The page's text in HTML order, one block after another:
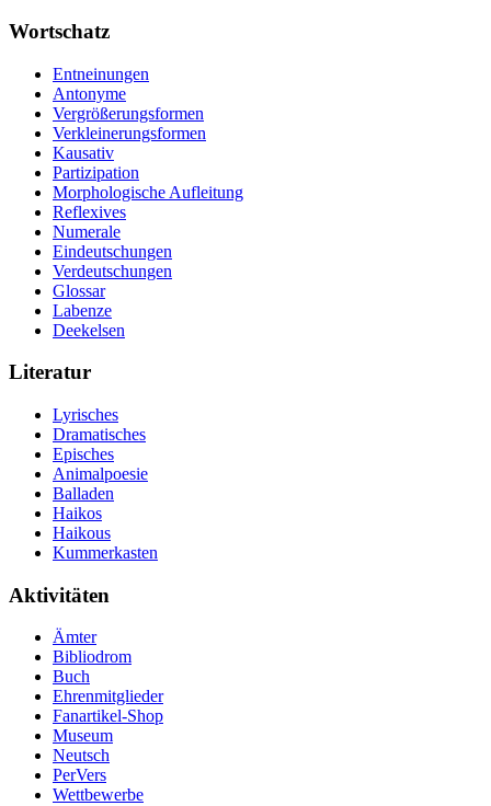
Wortschatz
Entneinungen
Antonyme
Vergrößerungsformen
Verkleinerungsformen
Kausativ
Partizipation
Morphologische Aufleitung
Reflexives
Numerale
Eindeutschungen
Verdeutschungen
Glossar
Labenze
Deekelsen
Literatur
Lyrisches
Dramatisches
Episches
Animalpoesie
Balladen
Haikos
Haikous
Kummerkasten
Aktivitäten
Ämter
Bibliodrom
Buch
Ehrenmitglieder
Fanartikel-Shop
Museum
Neutsch
PerVers
Wettbewerbe